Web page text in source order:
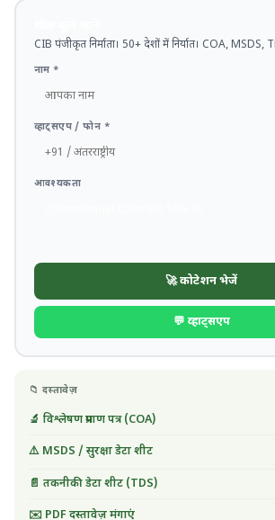
CIB पंजीकृत निर्माता। 50+ देशों में निर्यात। COA, MSDS,
नाम *
व्हाट्सएप / फोन *
आवश्यकता
🚀 कोटेशन भेजें
💬 व्हाट्सएप
📁 दस्तावेज़
🔬 विश्लेषण प्रमाण पत्र (COA)
⚠️ MSDS / सुरक्षा डेटा शीट
📄 तकनीकी डेटा शीट (TDS)
✉️ PDF दस्तावेज़ मंगाएं